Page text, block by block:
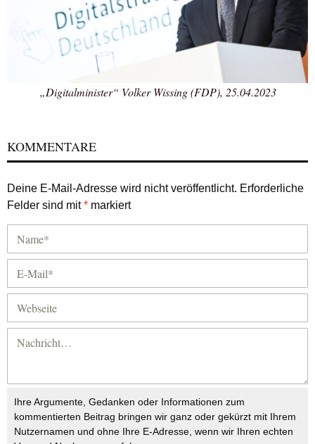
„Digitalminister“ Volker Wissing (FDP), 25.04.2023
KOMMENTARE
Deine E-Mail-Adresse wird nicht veröffentlicht. Erforderliche
Felder sind mit* markiert
Ihre Argumente, Gedanken oder Informationen zum
kommentierten Beitrag bringen wir ganz oder gekürzt mit Ihrem
Nutzernamen und ohne Ihre E-Adresse, wenn wir Ihren echten